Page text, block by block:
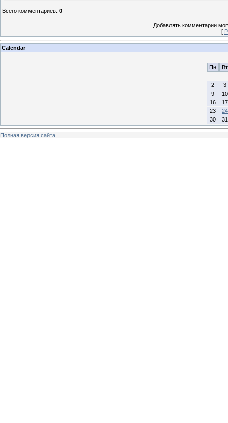
Всего комментариев: 0
Добавлять комментарии
[
Calendar
Пн
Вт
2
3
9
10
16
17
23
24
30
31
Полная версия сайта